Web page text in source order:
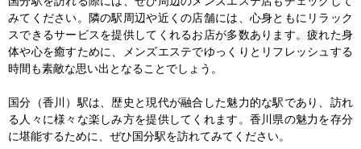
みてください。隣の駅周辺や近くの店舗には、心身ともにリラック
スできるサービスを提供してくれるお店が多数あります。疲れた身
体や心を癒すために、メンズエステでゆっくりとリフレッシュする
時間も素敵な思い出となることでしょう。
国分（香川）駅は、歴史と現代が融合した魅力的な駅であり、訪れ
る人々に様々な楽しみ方を提供してくれます。香川県の魅力を存分
に堪能するために、ぜひ国分駅を訪れてみてください。